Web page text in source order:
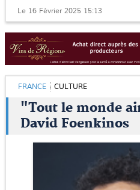
Le 16 Février 2025 15:13
FRANCE CULTURE
"Tout le monde
David Foenkinos